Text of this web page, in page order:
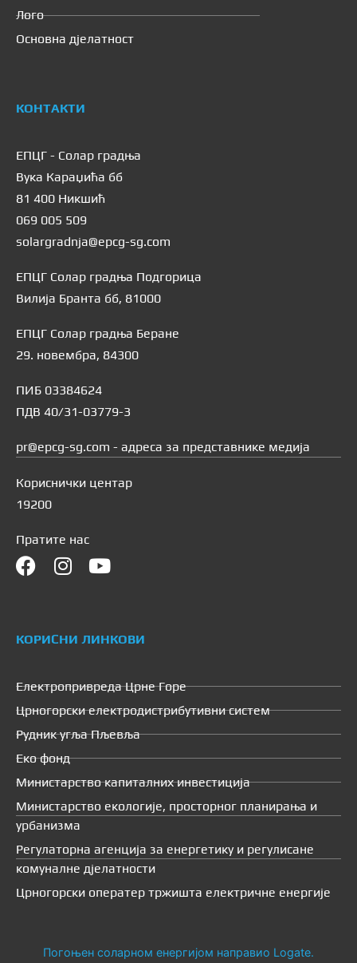
Лого
Основна дјелатност
КОНТАКТИ
ЕПЦГ - Солар градња
Вука Караџића бб
81 400 Никшић
069 005 509
solargradnja@epcg-sg.com
ЕПЦГ Солар градња Подгорица
Вилија Бранта бб, 81000
ЕПЦГ Солар градња Беране
29. новембра, 84300
ПИБ 03384624
ПДВ 40/31-03779-3
pr@epcg-sg.com - адреса за представнике медија
Кориснички центар
19200
Пратите нас
КОРИСНИ ЛИНКОВИ
Електропривреда Црне Горе
Црногорски електродистрибутивни систем
Рудник угља Пљевља
Еко фонд
Министарство капиталних инвестиција
Министарство екологије, просторног планирања и
урбанизма
Регулаторна агенција за енергетику и регулисане
комуналне дјелатности
Црногорски оператер тржишта електричне енергије
Погоњен соларном енергијом направио Logate.